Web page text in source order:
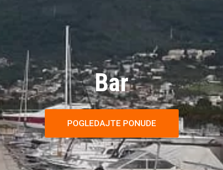
Bar
POGLEDAJTE PONUDE